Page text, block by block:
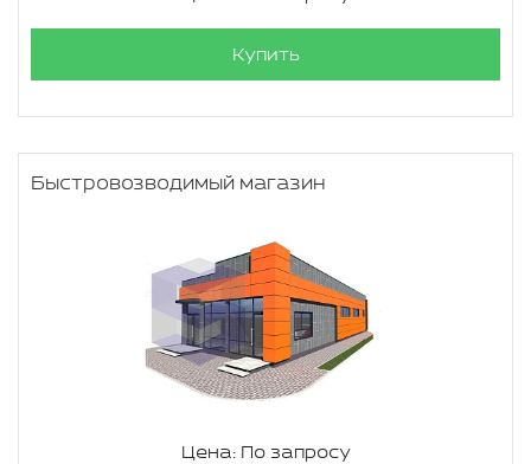
Купить
Быстровозводимый магазин
Цена: По запросу